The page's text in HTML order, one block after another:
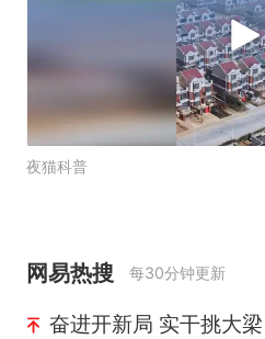
夜猫科普
网易热搜 每30分钟更新
奋进开新局 实干挑大梁